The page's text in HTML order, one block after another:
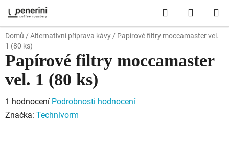
na
obsah
Hledat
KOŠÍK
Domů / Alternativní příprava kávy / Papírové filtry moccamaster vel.
1 (80 ks)
Papírové filtry moccamaster
vel. 1 (80 ks)
Průměrné
hodnocení
1 hodnocení Podrobnosti hodnocení
Značka: Technivorm